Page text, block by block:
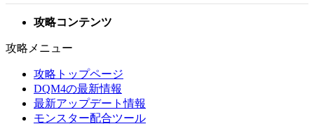
攻略コンテンツ
攻略メニュー
攻略トップページ
DQM4の最新情報
最新アップデート情報
モンスター配合ツール